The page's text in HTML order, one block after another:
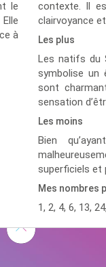
le
à
contexte. Il
clairvoyance
Les plus
Les natifs du
symbolise un
sont
sensation
Les moins
Bien
superficiels et
Mes nombres
1, 2, 4, 6, 13,